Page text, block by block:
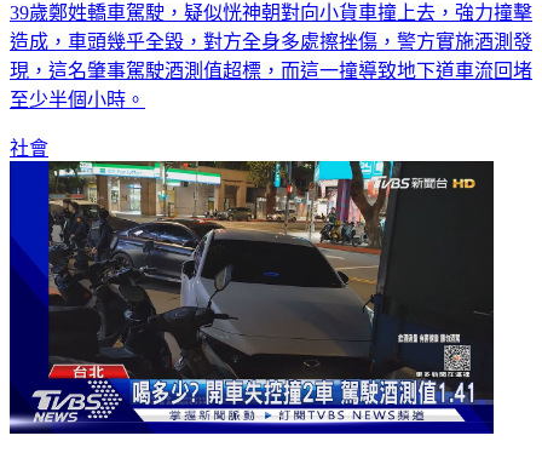
39歲鄭姓轎車駕駛，疑似恍神朝對向小貨車撞上去，強力撞擊
造成，車頭幾乎全毀，對方全身多處擦挫傷，警方實施酒測發
現，這名肇事駕駛酒測值超標，而這一撞導致地下道車流回堵
至少半個小時。
社會